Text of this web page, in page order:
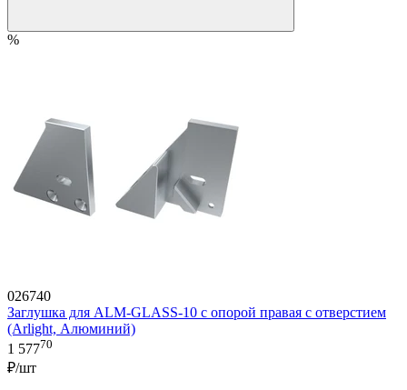
%
026740
Заглушка для ALM-GLASS-10 с опорой правая с отверстием
(Arlight, Алюминий)
1 57770
₽/шт